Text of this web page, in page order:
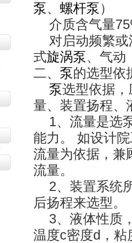
泵、 螺杆泵）
介质含气量
对启动频繁或
式旋涡泵、气动
二、 泵的选型
泵选型依据
量、装置扬程
1、流量是选
能力。 如设计
流量为依据，兼
流量。
2、装置系统
后扬程来选型。
3、液体性质
温度c密度d，粘